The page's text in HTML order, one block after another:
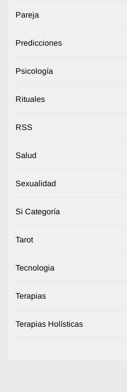
Pareja
Predicciones
Psicología
Rituales
RSS
Salud
Sexualidad
Si Categoría
Tarot
Tecnologia
Terapias
Terapias Holísticas